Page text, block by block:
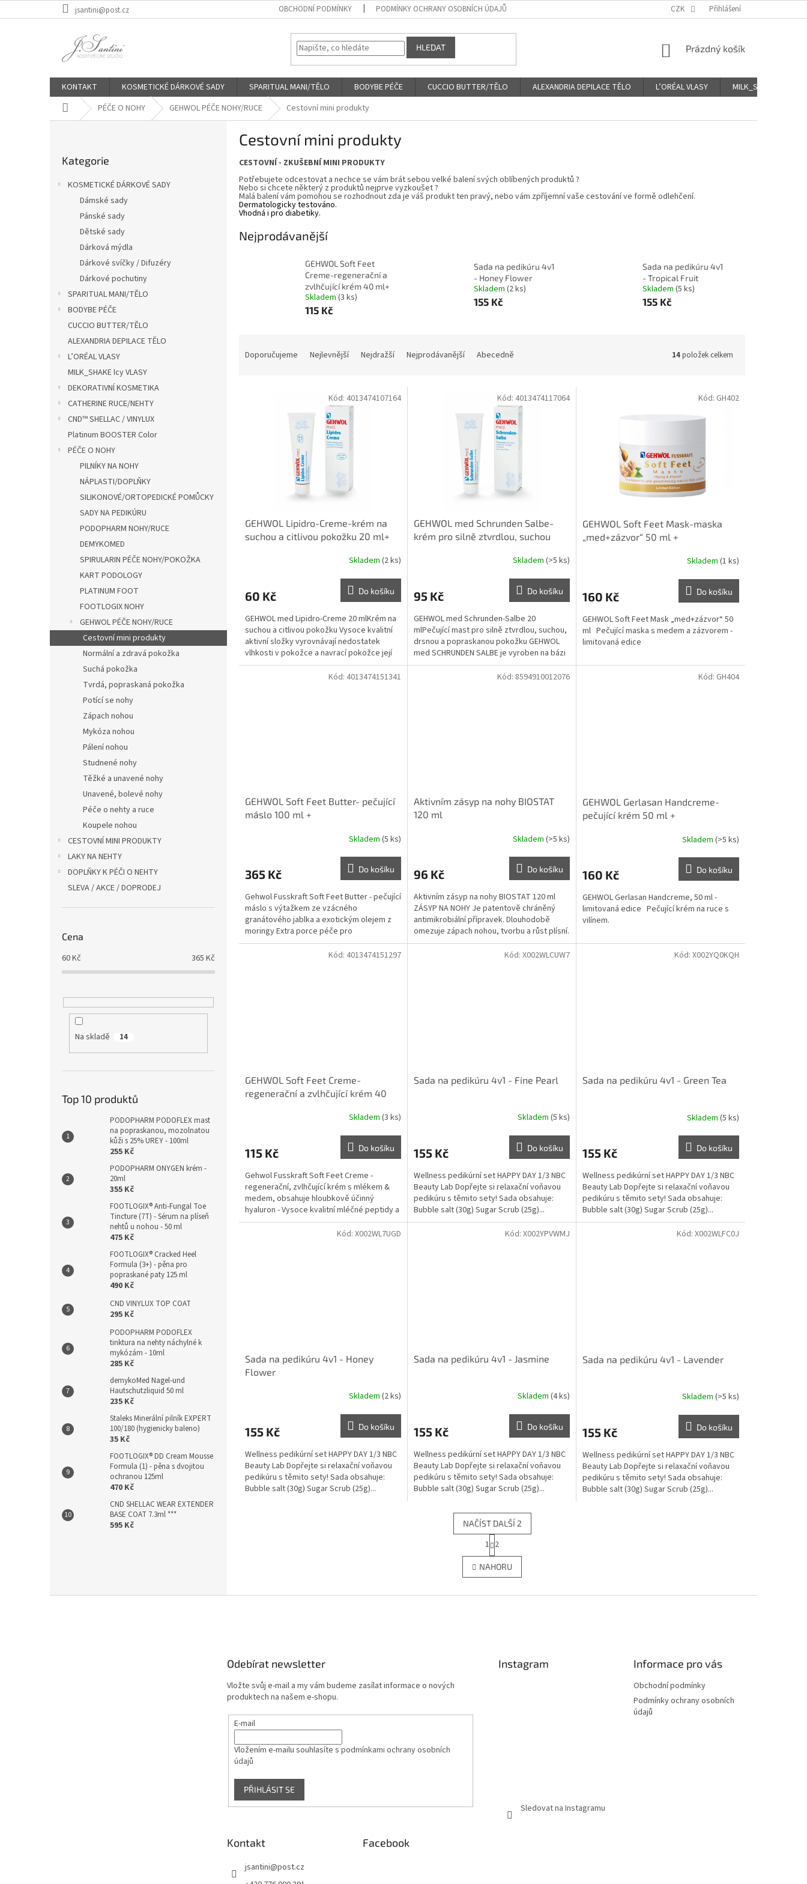
na
jsantini@post.cz OBCHODNÍ PODMÍNKY PODMÍNKY OCHRANY OSOBNÍCH ÚDAJŮ CZK Přihlášení
HLEDAT
NÁKUPNÍ
Prázdný košík
KONTAKT KOSMETICKÉ DÁRKOVÉ SADY SPARITUAL MANI/TĚLO BODYBE PÉČE CUCCIO BUTTER/TĚLO ALEXANDRIA DEPILACE TĚLO L’ORÉAL VLASY
MILK_SHAKE Icy
Domů PÉČE O NOHY GEHWOL PÉČE NOHY/RUCE Cestovní mini produkty
kategorie
Kategorie
KOSMETICKÉ DÁRKOVÉ SADY
Dámské sady
Pánské sady
Dětské sady
Dárková mýdla
Dárkové svíčky / Difuzéry
Dárkové pochutiny
SPARITUAL MANI/TĚLO
BODYBE PÉČE
CUCCIO BUTTER/TĚLO
ALEXANDRIA DEPILACE TĚLO
L’ORÉAL VLASY
MILK_SHAKE Icy VLASY
DEKORATIVNÍ KOSMETIKA
CATHERINE RUCE/NEHTY
CND™ SHELLAC / VINYLUX
Platinum BOOSTER Color
PÉČE O NOHY
PILNÍKY NA NOHY
NÁPLASTI/DOPLŇKY
SILIKONOVÉ/ORTOPEDICKÉ POMŮCKY
SADY NA PEDIKÚRU
PODOPHARM NOHY/RUCE
DEMYKOMED
SPIRULARIN PÉČE NOHY/POKOŽKA
KART PODOLOGY
PLATINUM FOOT
FOOTLOGIX NOHY
GEHWOL PÉČE NOHY/RUCE
Cestovní mini produkty
Normální a zdravá pokožka
Suchá pokožka
Tvrdá, popraskaná pokožka
Potící se nohy
Zápach nohou
Mykóza nohou
Pálení nohou
Studnené nohy
Těžké a unavené nohy
Unavené, bolevé nohy
Péče o nehty a ruce
Koupele nohou
CESTOVNÍ MINI PRODUKTY
LAKY NA NEHTY
DOPLŇKY K PÉČI O NEHTY
SLEVA / AKCE / DOPRODEJ
Cena
60Kč 365 Kč
Na skladě 14
Top 10 produktů
PODOPHARM PODOFLEX mast
na popraskanou, mozolnatou
kůži s 25% UREY - 100ml
255 Kč
PODOPHARM ONYGEN krém -
20ml
355 Kč
FOOTLOGIX® Anti-Fungal Toe
Tincture (7T) - Sérum na plíseň
nehtů u nohou - 50 ml
475 Kč
FOOTLOGIX® Cracked Heel
Formula (3+) - pěna pro
popraskané paty 125 ml
490 Kč
CND VINYLUX TOP COAT
295 Kč
PODOPHARM PODOFLEX
tinktura na nehty náchylné k
mykózám - 10ml
285 Kč
demykoMed Nagel-und
Hautschutzliquid 50 ml
235 Kč
Staleks Minerální pilník EXPERT
100/180 (hygienicky baleno)
35 Kč
FOOTLOGIX® DD Cream Mousse
Formula (1) - pěna s dvojitou
ochranou 125ml
470 Kč
CND SHELLAC WEAR EXTENDER
BASE COAT 7.3ml ***
595 Kč
Cestovní mini produkty
CESTOVNÍ - ZKUŠEBNÍMINI PRODUKTY
Potřebujete odcestovat a nechce se vám brát sebou velké balení svých oblíbených produktů ?
Nebo si chcete některý z produktů nejprve vyzkoušet ?
Malá balení vám pomohou se rozhodnout zda je váš produkt ten pravý, nebo vám zpříjemní vaše cestování ve formě odlehčení.
Dermatologicky testováno.
Vhodná i pro diabetiky.
Nejprodávanější
GEHWOL Soft Feet
Creme-regenerační a
zvlhčující krém 40 ml+
Skladem (3 ks)
115 Kč
Sada na pedikúru 4v1
- Honey Flower
Skladem (2 ks)
155 Kč
Sada na pedikúru 4v1
- Tropical Fruit
Skladem (5 ks)
155 Kč
Doporučujeme Nejlevnější Nejdražší Nejprodávanější Abecedně 14položek celkem
GEHWOL Lipidro-Creme-krém na
suchou a citlivou pokožku 20 ml+
Skladem (2 ks)
60 Kč Do košíku
GEHWOL med Lipidro-Creme 20 mlKrém na
suchou a citlivou pokožku Vysoce kvalitní
aktivní složky vyrovnávají nedostatek
vlhkosti v pokožce a navrací pokožce její
přirozené...
Kód: 4013474107164
GEHWOL med Schrunden Salbe-
krém pro silně ztvrdlou, suchou
Skladem (>5 ks)
95 Kč Do košíku
GEHWOL med Schrunden-Salbe 20
mlPečující mast pro silně ztvrdlou, suchou,
drsnou a popraskanou pokožku GEHWOL
med SCHRUNDEN SALBE je vyroben na bázi
směsi speciálních mýdel a...
Kód: 4013474117064
GEHWOL Soft Feet Mask-maska
„med+zázvor“ 50 ml +
Skladem (1 ks)
160 Kč Do košíku
GEHWOL Soft Feet Mask „med+zázvor“ 50
ml Pečující maska s medem a zázvorem -
limitovaná edice
Kód: GH402
GEHWOL Soft Feet Butter- pečující
máslo 100 ml +
Skladem (5 ks)
365 Kč Do košíku
Gehwol Fusskraft Soft Feet Butter - pečující
máslo s výtažkem ze vzácného
granátového jablka a exotickým olejem z
moringy Extra porce péče pro
nesrovnatelně jemná chodidla a...
Kód: 4013474151341
Aktivním zásyp na nohy BIOSTAT
120 ml
Skladem (>5 ks)
96 Kč Do košíku
Aktivním zásyp na nohy BIOSTAT 120 ml
ZÁSYP NA NOHY Je patentově chráněný
antimikrobiální přípravek. Dlouhodobě
omezuje zápach nohou, tvorbu a růst plísní.
Použití: přímo...
Kód: 8594910012076
GEHWOL Gerlasan Handcreme-
pečující krém 50 ml +
Skladem (>5 ks)
160 Kč Do košíku
GEHWOL Gerlasan Handcreme, 50 ml -
limitovaná edice Pečující krém na ruce s
vilínem.
Kód: GH404
GEHWOL Soft Feet Creme-
regenerační a zvlhčující krém 40
Skladem (3 ks)
115 Kč Do košíku
Gehwol Fusskraft Soft Feet Creme -
regenerační, zvlhčující krém s mlékem &
medem, obsahuje hloubkově účinný
hyaluron - Vysoce kvalitní mléčné peptidy a
cenný...
Kód: 4013474151297
Sada na pedikúru 4v1 - Fine Pearl
Skladem (5 ks)
155 Kč Do košíku
Wellness pedikúrní set HAPPY DAY 1/3 NBC
Beauty Lab Dopřejte si relaxační voňavou
pedikúru s těmito sety! Sada obsahuje:
Bubble salt (30g) Sugar Scrub (25g)...
Kód: X002WLCUW7
Sada na pedikúru 4v1 - Green Tea
Skladem (5 ks)
155 Kč Do košíku
Wellness pedikúrní set HAPPY DAY 1/3 NBC
Beauty Lab Dopřejte si relaxační voňavou
pedikúru s těmito sety! Sada obsahuje:
Bubble salt (30g) Sugar Scrub (25g)...
Kód: X002YQ0KQH
Sada na pedikúru 4v1 - Honey
Flower
Skladem (2 ks)
155 Kč Do košíku
Wellness pedikúrní set HAPPY DAY 1/3 NBC
Beauty Lab Dopřejte si relaxační voňavou
pedikúru s těmito sety! Sada obsahuje:
Bubble salt (30g) Sugar Scrub (25g)...
Kód: X002WL7UGD
Sada na pedikúru 4v1 - Jasmine
Skladem (4 ks)
155 Kč Do košíku
Wellness pedikúrní set HAPPY DAY 1/3 NBC
Beauty Lab Dopřejte si relaxační voňavou
pedikúru s těmito sety! Sada obsahuje:
Bubble salt (30g) Sugar Scrub (25g)...
Kód: X002YPVWMJ
Sada na pedikúru 4v1 - Lavender
Skladem (>5 ks)
155 Kč Do košíku
Wellness pedikúrní set HAPPY DAY 1/3 NBC
Beauty Lab Dopřejte si relaxační voňavou
pedikúru s těmito sety! Sada obsahuje:
Bubble salt (30g) Sugar Scrub (25g)...
Kód: X002WLFC0J
O
v
l
d
NAČÍST DALŠÍ 2
S
t
r
á
n
1 2
NAHORU
Odebírat newsletter
Vložte svůj e-mail a my vám budeme zasílat informace o nových
produktech na našem e-shopu.
E-mail
Vložením e-mailu souhlasíte s podmínkami ochrany osobních
údajů
PŘIHLÁSIT SE
Instagram
Sledovat na Instagramu
Informace pro vás
Obchodní podmínky
Podmínky ochrany osobních
údajů
Kontakt
jsantini@post.cz
Facebook